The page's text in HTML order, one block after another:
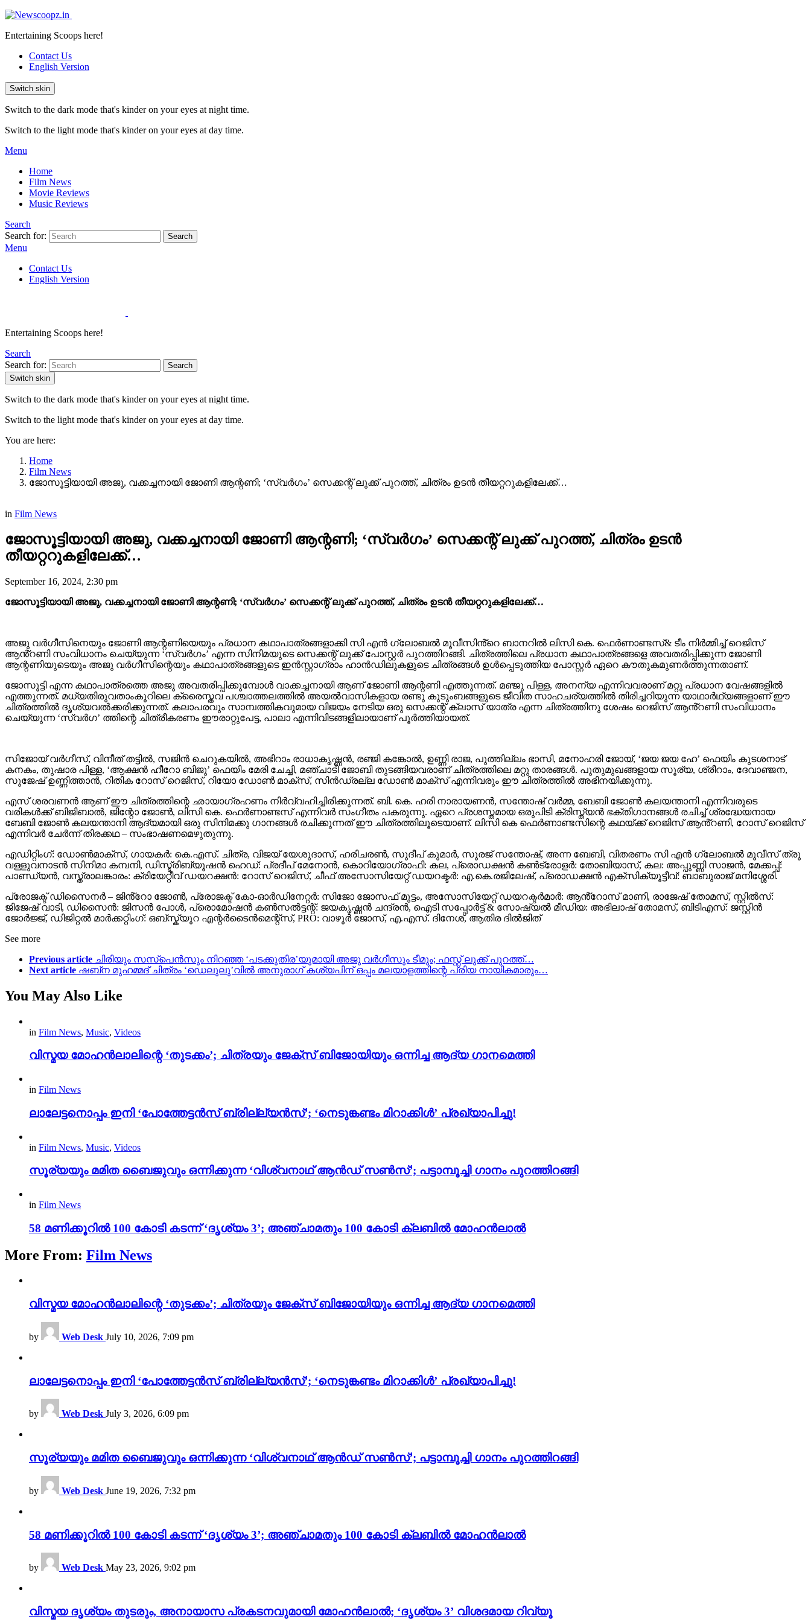
Entertaining Scoops here!
Contact Us
English Version
Switch skin
Switch to the dark mode that's kinder on your eyes at night time.
Switch to the light mode that's kinder on your eyes at day time.
Menu
Home
Film News
Movie Reviews
Music Reviews
Search
Search for:
Search
Menu
Contact Us
English Version
Entertaining Scoops here!
Search
Search for:
Search
Switch skin
Switch to the dark mode that's kinder on your eyes at night time.
Switch to the light mode that's kinder on your eyes at day time.
You are here:
Home
Film News
ജോസൂട്ടിയായി അജു, വക്കച്ചനായി ജോണി ആന്റണി; ‘സ്വര്‍ഗം’ സെക്കന്റ്‌ ലുക്ക് പുറത്ത്, ചിത്രം ഉടന്‍ തീയറ്ററുകളിലേക്ക്…
in Film News
ജോസൂട്ടിയായി അജു, വക്കച്ചനായി ജോണി ആന്റണി; ‘സ്വര്‍ഗം’ സെക്കന്റ്‌ ലുക്ക് പുറത്ത്, ചിത്രം ഉടന്‍
തീയറ്ററുകളിലേക്ക്…
September 16, 2024, 2:30 pm
ജോസൂട്ടിയായി അജു, വക്കച്ചനായി ജോണി ആന്റണി; ‘സ്വര്‍ഗം’ സെക്കന്റ്‌ ലുക്ക് പുറത്ത്, ചിത്രം ഉടന്‍ തീയറ്ററുകളിലേക്ക്…
അജു വര്‍ഗീസിനെയും ജോണി ആന്റണിയെയും പ്രധാന കഥാപാത്രങ്ങളാക്കി സി എൻ ഗ്ലോബൽ മൂവീസിൻ്റെ ബാനറിൽ ലിസി കെ. ഫെർണാണ്ടസ്& ടീം നിര്‍മ്മിച്ച് റെജിസ്
ആൻ്റണി സംവിധാനം ചെയ്യുന്ന ‘സ്വർഗം’ എന്ന സിനിമയുടെ സെക്കന്റ്‌ ലുക്ക് പോസ്റ്റര്‍ പുറത്തിറങ്ങി. ചിത്രത്തിലെ പ്രധാന കഥാപാത്രങ്ങളെ അവതരിപ്പിക്കുന്ന ജോണി
ആന്റണിയുടെയും അജു വര്‍ഗീസിന്റെയും കഥാപാത്രങ്ങളുടെ ഇന്‍സ്റ്റാഗ്രാം ഹാന്‍ഡിലുകളുടെ ചിത്രങ്ങള്‍ ഉള്‍പ്പെടുത്തിയ പോസ്റ്റര്‍ ഏറെ കൗതുകമുണര്‍ത്തുന്നതാണ്.
ജോസൂട്ടി എന്ന കഥാപാത്രത്തെ അജു അവതരിപ്പിക്കുമ്പോൾ വാക്കച്ചനായി ആണ് ജോണി ആന്റണി എത്തുന്നത്. മഞ്ജു പിള്ള, അനന്യ എന്നിവവരാണ് മറ്റു പ്രധാന വേഷങ്ങളില്‍
എത്തുന്നത്. മധ്യതിരുവതാംകൂറിലെ ക്രൈസ്തവ പശ്ചാത്തലത്തിൽ അയൽവാസികളായ രണ്ടു കുടുംബങ്ങളുടെ ജീവിത സാഹചര്യത്തിൽ തിരിച്ചറിയുന്ന യാഥാർഥ്യങ്ങളാണ് ഈ
ചിത്രത്തിൽ ദൃശ്യവൽക്കരിക്കുന്നത്. കലാപരവും സാമ്പത്തികവുമായ വിജയം നേടിയ ഒരു സെക്കന്റ്‌ ക്ലാസ് യാത്ര എന്ന ചിത്രത്തിനു ശേഷം റെജിസ് ആൻ്റണി സംവിധാനം
ചെയ്യുന്ന ‘സ്വർഗ’ ത്തിന്റെ ചിത്രീകരണം ഈരാറ്റുപേട്ട, പാലാ എന്നിവിടങ്ങളിലായാണ് പൂർത്തിയായത്.
സിജോയ് വർഗീസ്, വിനീത് തട്ടിൽ, സജിൻ ചെറുകയിൽ, അഭിറാം രാധാകൃഷ്ണൻ, രഞ്ജി കങ്കോൽ, ഉണ്ണി രാജ, പുത്തില്ലം ഭാസി, മനോഹരി ജോയ്, ‘ജയ ജയ ഹേ’ ഫെയിം കുടശനാട്
കനകം, തുഷാര പിള്ള, ‘ആക്ഷൻ ഹീറോ ബിജു’ ഫെയിം മേരി ചേച്ചി, മഞ്ചാടി ജോബി തുടങ്ങിയവരാണ് ചിത്രത്തിലെ മറ്റു താരങ്ങൾ. പുതുമുഖങ്ങളായ സൂര്യ, ശ്രീറാം, ദേവാഞ്ജന,
സുജേഷ് ഉണ്ണിത്താൻ, റിതിക റോസ് റെജിസ്, റിയോ ഡോൺ മാക്സ്, സിൻഡ്രല്ല ഡോൺ മാക്സ് എന്നിവരും ഈ ചിത്രത്തിൽ അഭിനയിക്കുന്നു.
എസ് ശരവണൻ ആണ് ഈ ചിത്രത്തിന്റെ ഛായാഗ്രഹണം നിർവ്വഹിച്ചിരിക്കുന്നത്. ബി. കെ. ഹരി നാരായണൻ, സന്തോഷ് വർമ്മ, ബേബി ജോൺ കലയന്താനി എന്നിവരുടെ
വരികൾക്ക് ബിജിബാൽ, ജിന്റോ ജോൺ, ലിസി കെ. ഫെർണാണ്ടസ് എന്നിവർ സംഗീതം പകരുന്നു. ഏറെ പ്രശസ്തമായ ഒരുപിടി ക്രിസ്ത്യൻ ഭക്തിഗാനങ്ങൾ രചിച്ച് ശ്രദ്ധേയനായ
ബേബി ജോൺ കലയന്താനി ആദ്യമായി ഒരു സിനിമക്കു ഗാനങ്ങൾ രചിക്കുന്നത് ഈ ചിത്രത്തിലൂടെയാണ്. ലിസി കെ ഫെർണാണ്ടസിന്റെ കഥയ്ക്ക് റെജിസ് ആൻ്റണി, റോസ് റെജിസ്
എന്നിവർ ചേർന്ന് തിരക്കഥ – സംഭാഷണമെഴുതുന്നു.
എഡിറ്റിംഗ്: ഡോൺമാക്സ്, ഗായകർ: കെ.എസ്. ചിത്ര, വിജയ് യേശുദാസ്, ഹരിചരൺ, സുദീപ് കുമാർ, സൂരജ് സന്തോഷ്, അന്ന ബേബി, വിതരണം സി എൻ ഗ്ലോബൽ മൂവീസ് ത്രൂ
വള്ളുവനാടൻ സിനിമാ കമ്പനി, ഡിസ്ട്രിബ്യൂഷന്‍ ഹെഡ്: പ്രദീപ്‌ മേനോന്‍, കൊറിയോഗ്രാഫി: കല, പ്രൊഡക്ഷൻ കൺട്രോളർ: തോബിയാസ്, കല: അപ്പുണ്ണി സാജൻ, മേക്കപ്പ്:
പാണ്ഡ്യൻ, വസ്ത്രാലങ്കാരം: ക്രിയേറ്റീവ് ഡയറക്ഷൻ: റോസ് റെജിസ്, ചീഫ് അസോസിയേറ്റ് ഡയറക്ടർ: എ.കെ.രജിലേഷ്, പ്രൊഡക്ഷൻ എക്‌സിക്യൂട്ടീവ്: ബാബുരാജ് മനിശ്ശേരി.
പ്രോജക്ട് ഡിസൈനർ – ജിൻ്റോ ജോൺ, പ്രോജക്ട് കോ-ഓർഡിനേറ്റർ: സിജോ ജോസഫ് മുട്ടം, അസോസിയേറ്റ് ഡയറക്ടർമാർ: ആൻ്റോസ് മാണി, രാജേഷ് തോമസ്, സ്റ്റിൽസ്:
ജിജേഷ് വാടി, ഡിസൈൻ: ജിസൻ പോൾ, പ്രൊമോഷൻ കൺസൽട്ടന്റ്: ജയകൃഷ്ണൻ ചന്ദ്രൻ, ഐടി സപ്പോർട്ട് & സോഷ്യൽ മീഡിയ: അഭിലാഷ് തോമസ്, ബിടിഎസ്: ജസ്റ്റിന്‍
ജോര്‍ജ്ജ്, ഡിജിറ്റല്‍ മാര്‍ക്കറ്റിംഗ്: ഒബ്സ്ക്യൂറ എന്റര്‍ടൈന്‍മെന്റ്സ്, PRO: വാഴൂർ ജോസ്, എ.എസ്. ദിനേശ്, ആതിര ദിൽജിത്
See more
Previous article ചിരിയും സസ്പെൻസും നിറഞ്ഞ ‘പടക്കുതിര’യുമായി അജു വർഗീസും ടീമും; ഫസ്റ്റ് ലുക്ക് പുറത്ത്…
Next article ഷബ്‌ന മുഹമ്മദ് ചിത്രം ‘ഡെലുലു’വിൽ അനുരാഗ് കശ്യപിന് ഒപ്പം മലയാളത്തിന്റെ പ്രിയ നായികമാരും…
You May Also Like
in Film News, Music, Videos
വിസ്മയ മോഹൻലാലിന്റെ ‘തുടക്കം’; ചിത്രയും ജേക്സ് ബിജോയിയും ഒന്നിച്ച ആദ്യ ഗാനമെത്തി
in Film News
ലാലേട്ടനൊപ്പം ഇനി ‘പോത്തേട്ടൻസ് ബ്രില്ല്യൻസ്’; ‘നെടുങ്കണ്ടം മിറാക്കിൾ’ പ്രഖ്യാപിച്ചു!
in Film News, Music, Videos
സൂര്യയും മമിത ബൈജുവും ഒന്നിക്കുന്ന ‘വിശ്വനാഥ് ആൻഡ് സൺസ്’; പട്ടാമ്പൂച്ചി ഗാനം പുറത്തിറങ്ങി
in Film News
58 മണിക്കൂറിൽ 100 കോടി കടന്ന് ‘ദൃശ്യം 3’; അഞ്ചാമതും 100 കോടി ക്ലബിൽ മോഹൻലാൽ
More From: Film News
വിസ്മയ മോഹൻലാലിന്റെ ‘തുടക്കം’; ചിത്രയും ജേക്സ് ബിജോയിയും ഒന്നിച്ച ആദ്യ ഗാനമെത്തി
by Web Desk July 10, 2026, 7:09 pm
ലാലേട്ടനൊപ്പം ഇനി ‘പോത്തേട്ടൻസ് ബ്രില്ല്യൻസ്’; ‘നെടുങ്കണ്ടം മിറാക്കിൾ’ പ്രഖ്യാപിച്ചു!
by Web Desk July 3, 2026, 6:09 pm
സൂര്യയും മമിത ബൈജുവും ഒന്നിക്കുന്ന ‘വിശ്വനാഥ് ആൻഡ് സൺസ്’; പട്ടാമ്പൂച്ചി ഗാനം പുറത്തിറങ്ങി
by Web Desk June 19, 2026, 7:32 pm
58 മണിക്കൂറിൽ 100 കോടി കടന്ന് ‘ദൃശ്യം 3’; അഞ്ചാമതും 100 കോടി ക്ലബിൽ മോഹൻലാൽ
by Web Desk May 23, 2026, 9:02 pm
വിസ്മയ ദൃശ്യം തുടരും, അനായാസ പ്രകടനവുമായി മോഹൻലാൽ; ‘ദൃശ്യം 3’ വിശദമായ റിവ്യൂ